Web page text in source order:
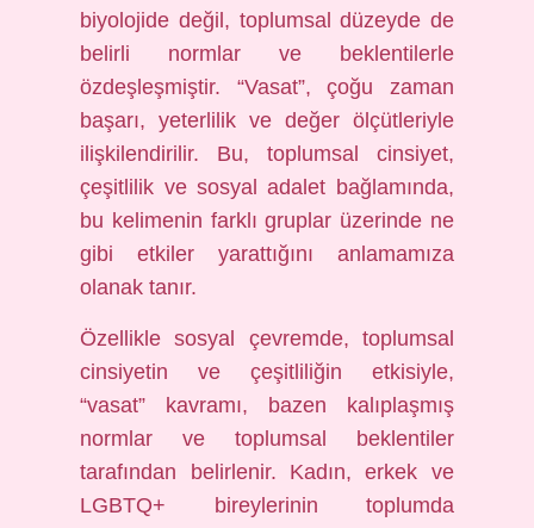
biyolojide değil, toplumsal düzeyde de
belirli normlar ve beklentilerle
özdeşleşmiştir. “Vasat”, çoğu zaman
başarı, yeterlilik ve değer ölçütleriyle
ilişkilendirilir. Bu, toplumsal cinsiyet,
çeşitlilik ve sosyal adalet bağlamında,
bu kelimenin farklı gruplar üzerinde ne
gibi etkiler yarattığını anlamamıza
olanak tanır.
Özellikle sosyal çevremde, toplumsal
cinsiyetin ve çeşitliliğin etkisiyle,
“vasat” kavramı, bazen kalıplaşmış
normlar ve toplumsal beklentiler
tarafından belirlenir. Kadın, erkek ve
LGBTQ+ bireylerinin toplumda